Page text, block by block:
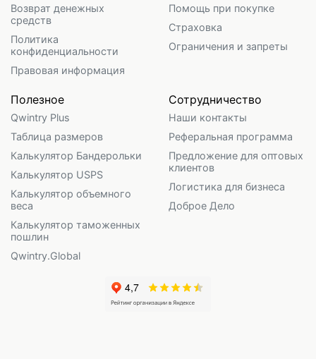
Возврат денежных
средств
Политика
конфиденциальности
Правовая информация
Помощь при покупке
Страховка
Ограничения и запреты
Полезное
Qwintry Plus
Таблица размеров
Калькулятор Бандерольки
Калькулятор USPS
Калькулятор объемного
веса
Калькулятор таможенных
пошлин
Qwintry.Global
Сотрудничество
Наши контакты
Реферальная программа
Предложение для оптовых
клиентов
Логистика для бизнеса
Доброе Дело